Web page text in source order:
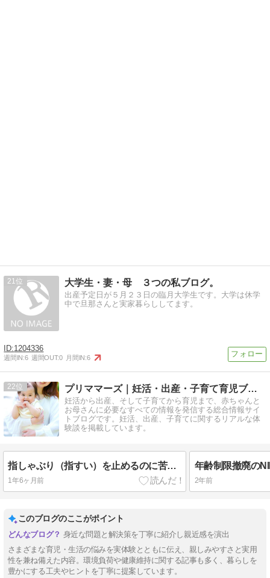
21 大学生・妻・母 ３つの私ブログ。
出産予定日が５月２３日の臨月大学生です。大学は休学
中で旦那さんと実家暮らししてます。
1204336
週間IN:6 週間OUT:0 月間IN:6
22 プリママーズ｜妊活・出産・子育て育児ブログ
妊活から出産、そして子育てから育児まで、赤ちゃんと
お母さんに必要なすべての情報を発信する総合情報サイ
トブログです。妊活、出産、子育てに関するリアルな体
験談を掲載しています。
指しゃぶり（指すい）を止めるのに苦戦！効果的だった防止法と歯並びについての体験談。
1年6ヶ月前 2年前
このブログのここがポイント
身近な問題と解決策を丁寧に紹介し親近感を演出
さまざまな育児・生活の悩みを実体験とともに伝え、親しみやすさと実用
性を兼ね備えた内容。環境負荷や健康維持に関する記事も多く、暮らしを
豊かにする工夫やヒントを丁寧に提案しています。